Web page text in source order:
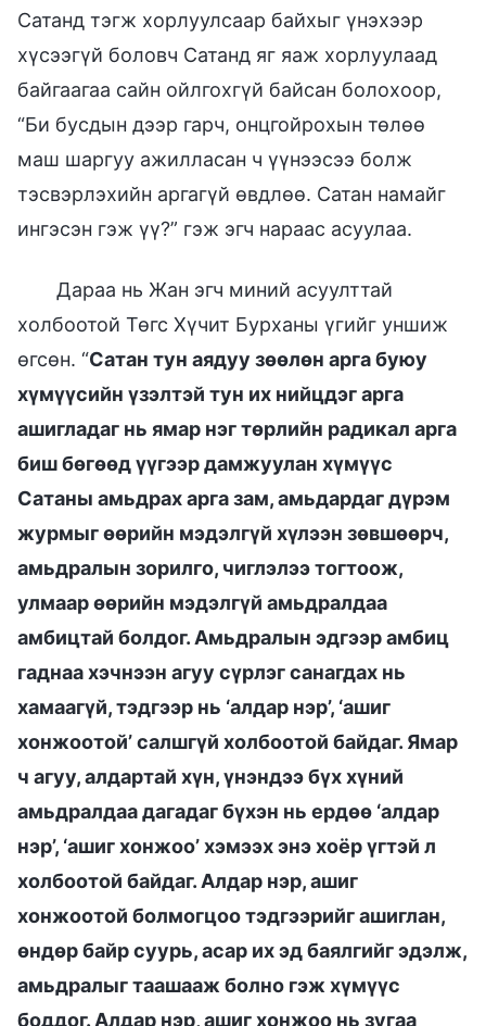
Сатанд тэгж хорлуулсаар байхыг үнэхээр
хүсээгүй боловч Сатанд яг яаж хорлуулаад
байгаагаа сайн ойлгохгүй байсан болохоор,
“Би бусдын дээр гарч, онцгойрохын төлөө
маш шаргуу ажилласан ч үүнээсээ болж
тэсвэрлэхийн аргагүй өвдлөө. Сатан намайг
ингэсэн гэж үү?” гэж эгч нараас асуулаа.
Дараа нь Жан эгч миний асуулттай
холбоотой Төгс Хүчит Бурханы үгийг уншиж
өгсөн. “Сатан тун аядуу зөөлөн арга буюу
хүмүүсийн үзэлтэй тун их нийцдэг арга
ашигладаг нь ямар нэг төрлийн радикал арга
биш бөгөөд үүгээр дамжуулан хүмүүс
Сатаны амьдрах арга зам, амьдардаг дүрэм
журмыг өөрийн мэдэлгүй хүлээн зөвшөөрч,
амьдралын зорилго, чиглэлээ тогтоож,
улмаар өөрийн мэдэлгүй амьдралдаа
амбицтай болдог. Амьдралын эдгээр амбиц
гаднаа хэчнээн агуу сүрлэг санагдах нь
хамаагүй, тэдгээр нь ‘алдар нэр’, ‘ашиг
хонжоотой’ салшгүй холбоотой байдаг. Ямар
ч агуу, алдартай хүн, үнэндээ бүх хүний
амьдралдаа дагадаг бүхэн нь ердөө ‘алдар
нэр’, ‘ашиг хонжоо’ хэмээх энэ хоёр үгтэй л
холбоотой байдаг. Алдар нэр, ашиг
хонжоотой болмогцоо тэдгээрийг ашиглан,
өндөр байр суурь, асар их эд баялгийг эдэлж,
амьдралыг таашааж болно гэж хүмүүс
боддог. Алдар нэр, ашиг хонжоо нь зугаа